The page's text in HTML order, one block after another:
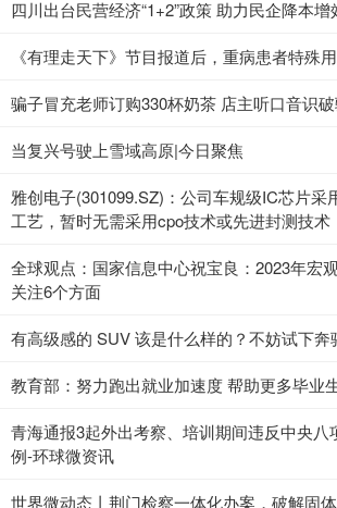
四川出台民营经济“1+2”政策 助力民企降本增
《有理走天下》节目报道后，重病患者特殊
骗子冒充老师订购330杯奶
当复兴号驶上雪域高原|今日聚焦
雅创电子(301099.SZ)：公司车规级IC芯片采
工艺，暂时无需采用cpo技术或先进封测技术
全球观点：国家信息中心祝宝良：2023年宏
关注6个方面
有高级感的 SUV 该是什么样的？不妨试下奔
教育部：努力跑出就业加速度 帮助更多毕业
青海通报3起外出考察、培训期间违反中央八
例-环球微资讯
世界微动态丨荆门检察一体化办案，破解固